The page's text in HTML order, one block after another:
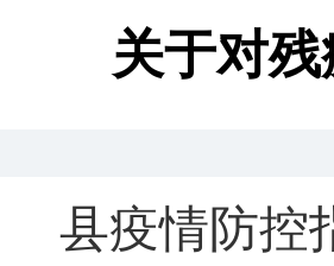
关于对
县疫情防控